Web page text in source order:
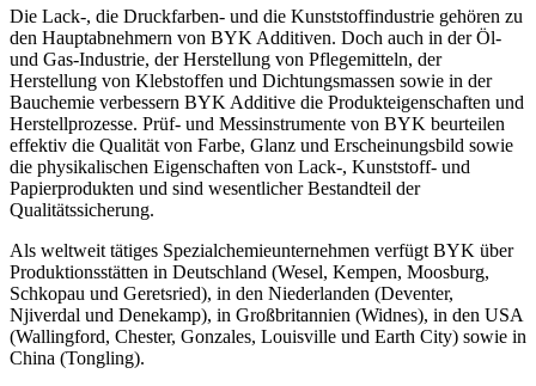
Die Lack-, die Druckfarben- und die Kunststoffindustrie gehören zu
den Hauptabnehmern von BYK Additiven. Doch auch in der Öl-
und Gas-Industrie, der Herstellung von Pflegemitteln, der
Herstellung von Klebstoffen und Dichtungsmassen sowie in der
Bauchemie verbessern BYK Additive die Produkteigenschaften und
Herstellprozesse. Prüf- und Messinstrumente von BYK beurteilen
effektiv die Qualität von Farbe, Glanz und Erscheinungsbild sowie
die physikalischen Eigenschaften von Lack-, Kunststoff- und
Papierprodukten und sind wesentlicher Bestandteil der
Qualitätssicherung.
Als weltweit tätiges Spezialchemieunternehmen verfügt BYK über
Produktionsstätten in Deutschland (Wesel, Kempen, Moosburg,
Schkopau und Geretsried), in den Niederlanden (Deventer,
Njiverdal und Denekamp), in Großbritannien (Widnes), in den USA
(Wallingford, Chester, Gonzales, Louisville und Earth City) sowie in
China (Tongling).